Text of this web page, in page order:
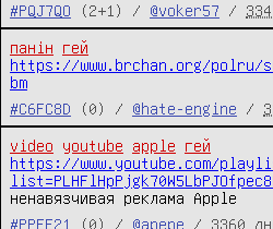
#PQJ7QO
(2+1) / @voker57 /
панін
гей
https://www.brchan.org/polru/
bm
#C6FC8D
(0) / @hate-engine /
video youtube apple
гей
https://www.youtube.com/
ненавязчивая реклама Apple
#PPEE21
(0) / @apepe / 3360